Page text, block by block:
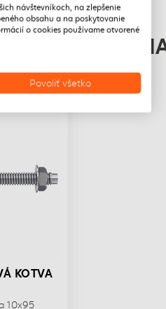
ZADARMO
KOTVA
10x95
návštevníkoch, na zlepšenie
obsahu a na poskytovanie
o cookies používame otvorené
Povoliť všetko